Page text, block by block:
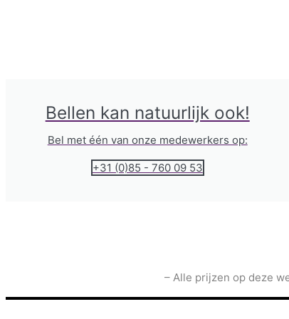
Bellen kan natuurlijk ook!
Bel met één van onze medewerkers op:
+31 (0)85 - 760 09 53
– Alle prijzen op deze